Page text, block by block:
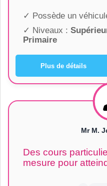
✓ Possède un
✓ Niveaux :
Primaire
Plus de détails
Mr M.
Des cours
mesure pour